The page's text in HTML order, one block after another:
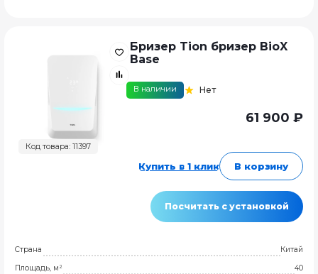
Код товара: 11397
Бризер Tion бризер BioX
Base
В наличии Нет
61 900 ₽
Купить в 1 клик В корзину
Посчитать с установкой
Страна
Китай
Площадь, м²
40